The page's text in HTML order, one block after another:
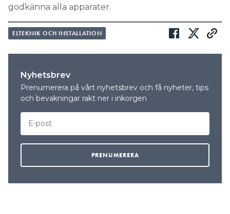
godkänna alla apparater.
ELTEKNIK OCH INSTALLATION
Nyhetsbrev
Prenumerera på vårt nyhetsbrev och få nyheter, tips
och bevakningar rakt ner i inkorgen